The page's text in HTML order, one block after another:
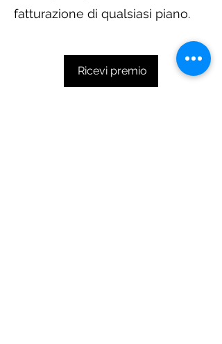
Ricevi premio
fatturazione di qualsiasi piano.